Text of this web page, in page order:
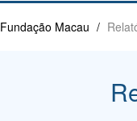
Fundação Macau /